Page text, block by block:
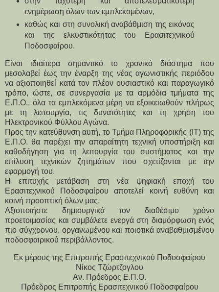
ενημέρωση όλων των εμπλεκομένων,
καθώς και στη συνολική αναβάθμιση της εικόνας
και της ελκυστικότητας του Ερασιτεχνικού
Ποδοσφαίρου.
Είναι ιδιαίτερα σημαντικό το χρονικό διάστημα που
μεσολαβεί έως την έναρξη της νέας αγωνιστικής περιόδου
να αξιοποιηθεί κατά τον πλέον ουσιαστικό και παραγωγικό
τρόπο, ώστε, σε συνεργασία με τα αρμόδια τμήματα της
Ε.Π.Ο., όλα τα εμπλεκόμενα μέρη να εξοικειωθούν πλήρως
με τη λειτουργία, τις δυνατότητες και τη χρήση του
Ηλεκτρονικού Φύλλου Αγώνα.
Προς την κατεύθυνση αυτή, το Τμήμα Πληροφορικής (ΙΤ) της
Ε.Π.Ο. θα παρέχει την απαραίτητη τεχνική υποστήριξη και
καθοδήγηση για τη λειτουργία του συστήματος και την
επίλυση τεχνικών ζητημάτων που σχετίζονται με την
εφαρμογή του.
Η επιτυχής μετάβαση στη νέα ψηφιακή εποχή του
Ερασιτεχνικού Ποδοσφαίρου αποτελεί κοινή ευθύνη και
κοινή προοπτική όλων μας.
Αξιοποιήστε δημιουργικά τον διαθέσιμο χρόνο
προετοιμασίας και συμβάλετε ενεργά στη διαμόρφωση ενός
πιο σύγχρονου, οργανωμένου και ποιοτικά αναβαθμισμένου
ποδοσφαιρικού περιβάλλοντος.
Εκ μέρους της Επιτροπής Ερασιτεχνικού Ποδοσφαίρου
Νίκος Τζώρτζογλου
Αν. Πρόεδρος Ε.Π.Ο.
Πρόεδρος Επιτροπής Ερασιτεχνικού Ποδοσφαίρου